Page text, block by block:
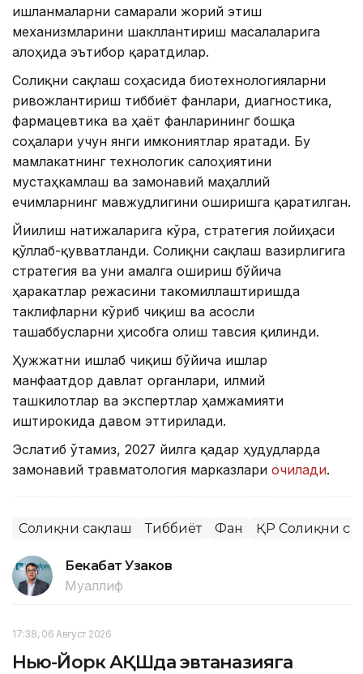
ишланмаларни самарали жорий этиш
механизмларини шакллантириш масалаларига
алоҳида эътибор қаратдилар.
Соғлиқни сақлаш соҳасида биотехнологияларни
ривожлантириш тиббиёт фанлари, диагностика,
фармацевтика ва ҳаёт фанларининг бошқа
соҳалари учун янги имкониятлар яратади. Бу
мамлакатнинг технологик салоҳиятини
мустаҳкамлаш ва замонавий маҳаллий
ечимларнинг мавжудлигини оширишга қаратилган.
Йиғилиш натижаларига кўра, стратегия лойиҳаси
қўллаб-қувватланди. Соғлиқни сақлаш вазирлигига
стратегия ва уни амалга ошириш бўйича
ҳаракатлар режасини такомиллаштиришда
таклифларни кўриб чиқиш ва асосли
ташаббусларни ҳисобга олиш тавсия қилинди.
Ҳужжатни ишлаб чиқиш бўйича ишлар
манфаатдор давлат органлари, илмий
ташкилотлар ва экспертлар ҳамжамияти
иштирокида давом эттирилади.
Эслатиб ўтамиз, 2027 йилга қадар ҳудудларда
замонавий травматология марказлари очилади.
Соғлиқни сақлаш Тиббиёт Фан ҚР Соғлиқни
Бекабат Узаков
Муаллиф
17:38, 06 Август 2026
Нью-Йорк АҚШда эвтаназияга